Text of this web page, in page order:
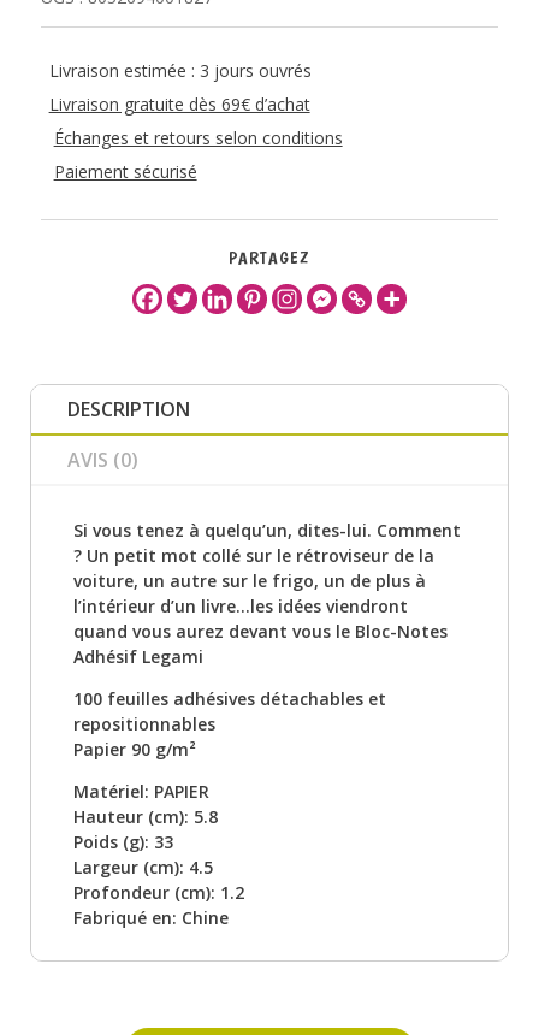
Livraison estimée : 3 jours ouvrés
Livraison gratuite dès 69€ d’achat
Échanges et retours selon conditions
Paiement sécurisé
PARTAGEZ
DESCRIPTION
AVIS (0)
Si vous tenez à quelqu’un, dites-lui. Comment
? Un petit mot collé sur le rétroviseur de la
voiture, un autre sur le frigo, un de plus à
l’intérieur d’un livre...les idées viendront
quand vous aurez devant vous le Bloc-Notes
Adhésif Legami
100 feuilles adhésives détachables et
repositionnables
Papier 90 g/m²
Matériel: PAPIER
Hauteur (cm): 5.8
Poids (g): 33
Largeur (cm): 4.5
Profondeur (cm): 1.2
Fabriqué en: Chine